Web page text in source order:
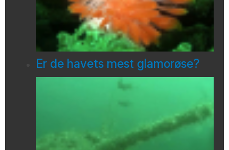
Er de havets mest glamorøse?